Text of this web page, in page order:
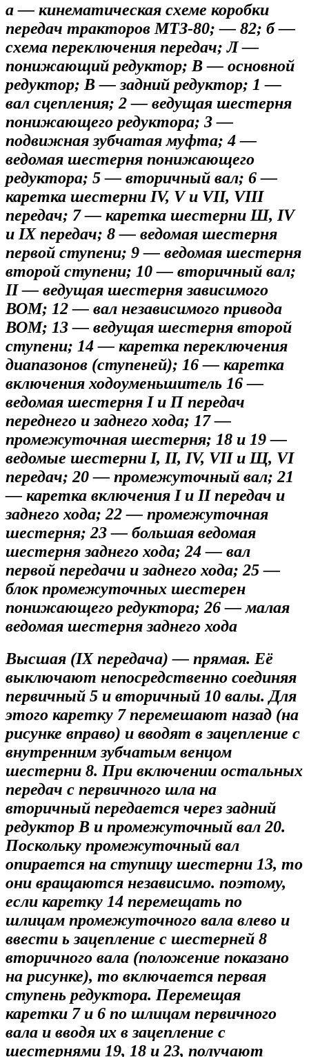
а — кинематическая схеме коробки
передач тракторов МТЗ-80; — 82; б —
схема переключения передач; Л —
понижающий редуктор; В — основной
редуктор; В — задний редуктор; 1 —
вал сцепления; 2 — ведущая шестерня
понижающего редуктора; 3 —
подвижная зубчатая муфта; 4 —
ведомая шестерня понижающего
редуктора; 5 — вторичный вал; 6 —
каретка шестерни IV, V и VII, VIII
передач; 7 — каретка шестерни Ш, IV
и IX передач; 8 — ведомая шестерня
первой ступени; 9 — ведомая шестерня
второй ступени; 10 — вторичный вал;
II — ведущая шестерня зависимого
ВОМ; 12 — вал независимого привода
ВОМ; 13 — ведущая шестерня второй
ступени; 14 — каретка переключения
диапазонов (ступеней); 16 — каретка
включения ходоуменьшитель 16 —
ведомая шестерня I и П передач
переднего и заднего хода; 17 —
промежуточная шестерня; 18 и 19 —
ведомые шестерни I, II, IV, VII и Щ, VI
передач; 20 — промежуточный вал; 21
— каретка включения I и II передач и
заднего хода; 22 — промежуточная
шестерня; 23 — большая ведомая
шестерня заднего хода; 24 — вал
первой передачи и заднего хода; 25 —
блок промежуточных шестерен
понижающего редуктора; 26 — малая
ведомая шестерня заднего хода
Высшая (IX передача) — прямая. Её
выключают непосредственно соединяя
первичный 5 и вторичный 10 валы. Для
этого каретку 7 перемешают назад (на
рисунке вправо) и вводят в зацепление с
внутренним зубчатым венцом
шестерни 8. При включении остальных
передач с первичного шла на
вторичный передается через задний
редуктор В и промежуточный вал 20.
Поскольку промежуточный вал
опирается на ступицу шестерни 13, то
они вращаются независимо. поэтому,
если каретку 14 перемещать по
шлицам промежуточного вала влево и
ввести ь зацепление с шестерней 8
вторичного вала (положение показано
на рисунке), то включается первая
ступень редуктора. Перемещая
каретки 7 и 6 по шлицам первичного
вала и вводя их в зацепление с
шестернями 19, 18 и 23, получают